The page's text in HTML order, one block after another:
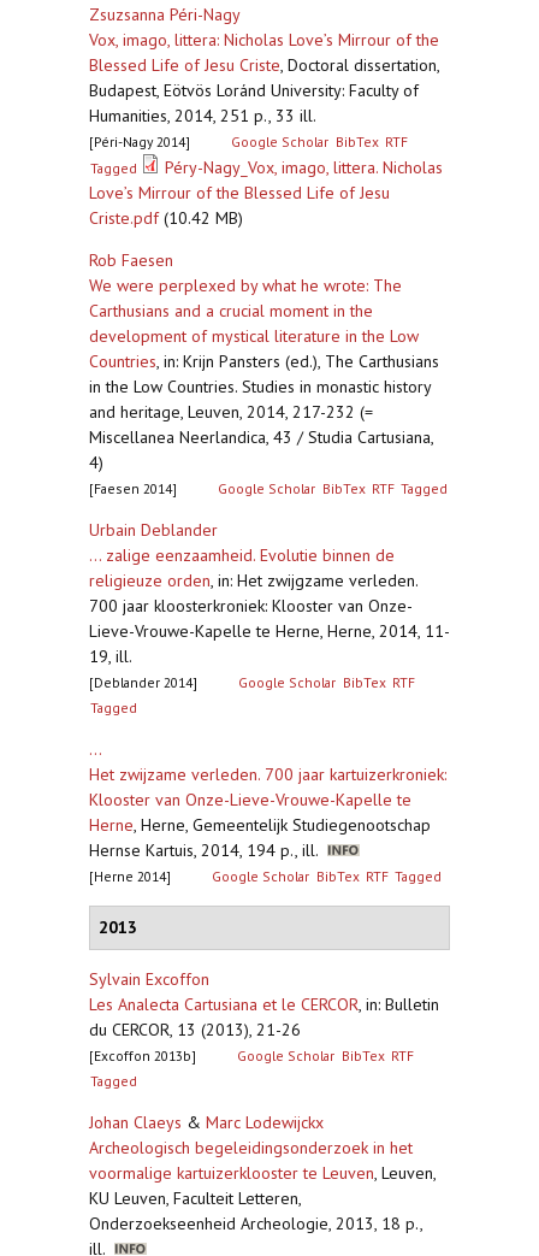
Zsuzsanna Péri-Nagy
Vox, imago, littera: Nicholas Love’s Mirrour of the
Blessed Life of Jesu Criste, Doctoral dissertation,
Budapest, Eötvös Loránd University: Faculty of
Humanities, 2014, 251 p., 33 ill.
[Péri-Nagy 2014] Google Scholar BibTex RTF
Tagged
Péry-Nagy_Vox, imago, littera. Nicholas
Love’s Mirrour of the Blessed Life of Jesu
Criste.pdf(10.42 MB)
Rob Faesen
We were perplexed by what he wrote: The
Carthusians and a crucial moment in the
development of mystical literature in the Low
Countries, in: Krijn Pansters (ed.), The Carthusians
in the Low Countries. Studies in monastic history
and heritage, Leuven, 2014, 217-232 (=
Miscellanea Neerlandica, 43 / Studia Cartusiana,
4)
[Faesen 2014] Google Scholar BibTex RTF Tagged
Urbain Deblander
... zalige eenzaamheid. Evolutie binnen de
religieuze orden, in: Het zwijgzame verleden.
700 jaar kloosterkroniek: Klooster van Onze-
Lieve-Vrouwe-Kapelle te Herne, Herne, 2014, 11-
19, ill.
[Deblander 2014] Google Scholar BibTex RTF
Tagged
...
Het zwijzame verleden. 700 jaar kartuizerkroniek:
Klooster van Onze-Lieve-Vrouwe-Kapelle te
Herne, Herne, Gemeentelijk Studiegenootschap
Hernse Kartuis, 2014, 194 p., ill.
[Herne 2014] Google Scholar BibTex RTF Tagged
2013
Sylvain Excoffon
Les Analecta Cartusiana et le CERCOR, in: Bulletin
du CERCOR, 13 (2013), 21-26
[Excoffon 2013b] Google Scholar BibTex RTF
Tagged
Johan Claeys & Marc Lodewijckx
Archeologisch begeleidingsonderzoek in het
voormalige kartuizerklooster te Leuven, Leuven,
KU Leuven, Faculteit Letteren,
Onderzoekseenheid Archeologie, 2013, 18 p.,
ill.